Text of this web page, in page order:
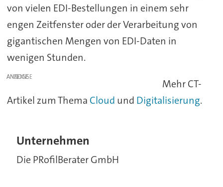
von vielen EDI-Bestellungen in einem sehr
engen Zeitfenster oder der Verarbeitung von
gigantischen Mengen von EDI-Daten in
wenigen Stunden.
ANZEIGE
Mehr CT-
Artikel zum Thema Cloud und Digitalisierung.
Unternehmen
Die PRofilBerater GmbH